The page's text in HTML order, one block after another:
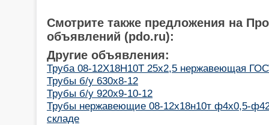
Смотрите также предложения на
объявлений (pdo.ru):
Другие объявления:
Труба 08-12Х18Н10Т 25х2,5 нержавеющая
Трубы б/у 630х8-12
Трубы б/у 920х9-10-12
Трубы нержавеющие 08-12х18н10т ф4х0,5-
складе